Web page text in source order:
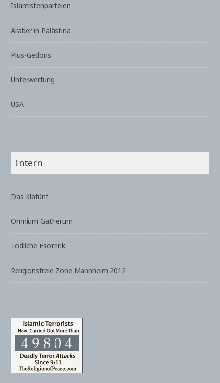
Islamistenparteien
Araber in Palästina
Pius-Gedöns
Unterwerfung
USA
Intern
Das Klafünf
Omnium Gatherum
Tödliche Esoterik
Religionsfreie Zone Mannheim 2012